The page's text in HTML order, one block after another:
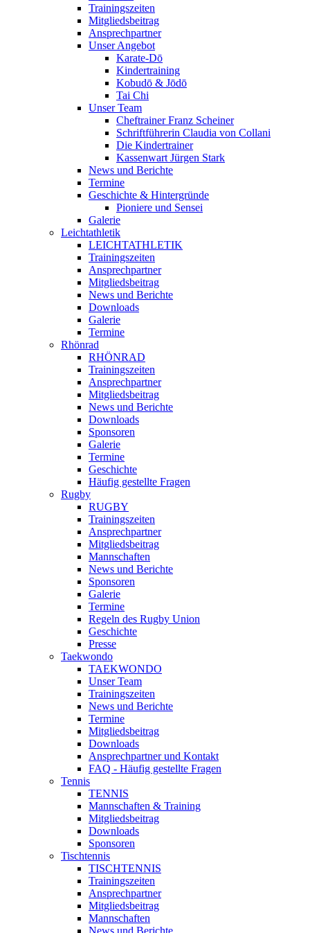
Trainingszeiten
Mitgliedsbeitrag
Ansprechpartner
Unser Angebot
Karate-Dō
Kindertraining
Kobudō & Jōdō
Tai Chi
Unser Team
Cheftrainer Franz Scheiner
Schriftführerin Claudia von Collani
Die Kindertrainer
Kassenwart Jürgen Stark
News und Berichte
Termine
Geschichte & Hintergründe
Pioniere und Sensei
Galerie
Leichtathletik
LEICHTATHLETIK
Trainingszeiten
Ansprechpartner
Mitgliedsbeitrag
News und Berichte
Downloads
Galerie
Termine
Rhönrad
RHÖNRAD
Trainingszeiten
Ansprechpartner
Mitgliedsbeitrag
News und Berichte
Downloads
Sponsoren
Galerie
Termine
Geschichte
Häufig gestellte Fragen
Rugby
RUGBY
Trainingszeiten
Ansprechpartner
Mitgliedsbeitrag
Mannschaften
News und Berichte
Sponsoren
Galerie
Termine
Regeln des Rugby Union
Geschichte
Presse
Taekwondo
TAEKWONDO
Unser Team
Trainingszeiten
News und Berichte
Termine
Mitgliedsbeitrag
Downloads
Ansprechpartner und Kontakt
FAQ - Häufig gestellte Fragen
Tennis
TENNIS
Mannschaften & Training
Mitgliedsbeitrag
Downloads
Sponsoren
Tischtennis
TISCHTENNIS
Trainingszeiten
Ansprechpartner
Mitgliedsbeitrag
Mannschaften
News und Berichte